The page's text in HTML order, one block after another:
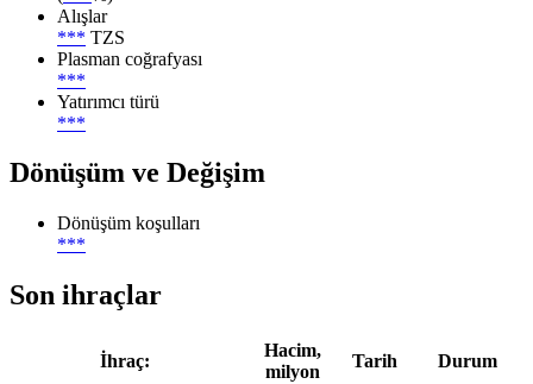
Alışlar
*** TZS
Plasman coğrafyası
***
Yatırımcı türü
***
Dönüşüm ve Değişim
Dönüşüm koşulları
***
Son ihraçlar
İhraç:
Hacim,
milyon
Tarih
Durum